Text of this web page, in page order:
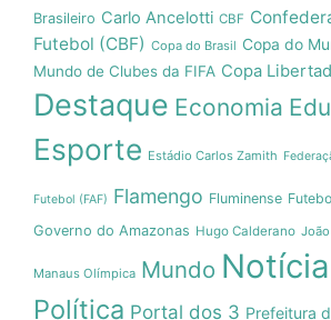
Brasileiro Carlo Ancelotti CBF
Futebol (CBF) Copa do Brasil Copa do
Mundo de Clubes da FIFA Copa
Destaque Economia
Esporte Estádio Carlos Zamith
Futebol (FAF) Flamengo Fluminense
Governo do Amazonas Hugo Calderano
Manaus Olímpica Mundo
Política Portal dos 3 Prefeitura